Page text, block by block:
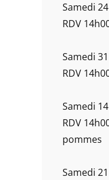
Samedi
RDV
Samedi
RDV
Samedi
RDV
pommes
Samedi